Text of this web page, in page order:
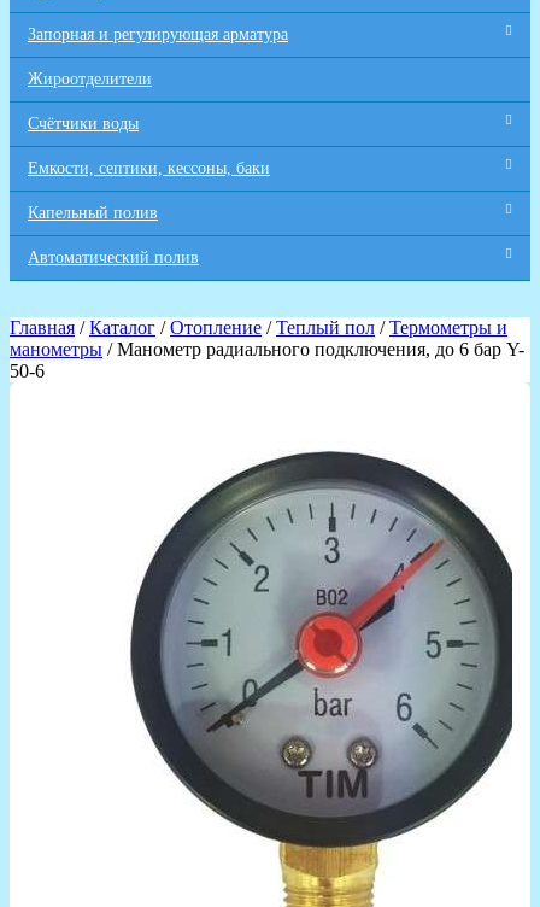
Запорная и регулирующая арматура
Жироотделители
Счётчики воды
Емкости, септики, кессоны, баки
Капельный полив
Автоматический полив
Главная /Каталог /Отопление /Теплый пол /Термометры и
манометры / Манометр радиального подключения, до 6 бар Y-
50-6